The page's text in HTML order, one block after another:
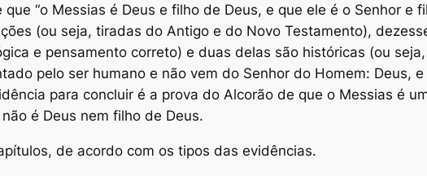
“o Messias é Deus e filho de Deus, e que ele é o Senhor e
(ou seja, tiradas do Antigo e do Novo Testamento),
e pensamento correto) e duas delas são históricas (ou
pelo ser humano e não vem do Senhor do Homem: Deus,
para concluir é a prova do Alcorão de que o Messias é
é Deus nem filho de Deus.
de acordo com os tipos das evidências.